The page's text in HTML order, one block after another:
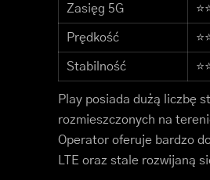
Zasięg 5G
Prędkość
Stabilność
Play posiada dużą liczbę
rozmieszczonych na
Operator oferuje bardzo
LTE oraz stale rozwijaną